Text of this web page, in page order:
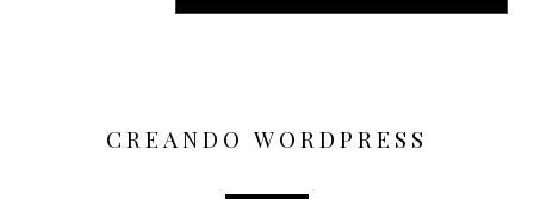
CREANDO WORDPRESS